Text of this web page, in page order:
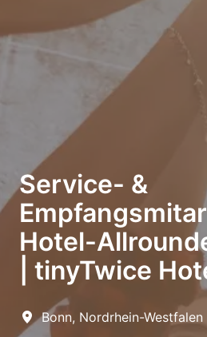
Service- &
Hotel-
| tinyTwice
Bonn, Nordrhein-Westfalen